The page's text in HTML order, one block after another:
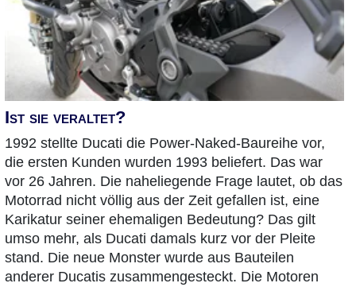
Ist sie veraltet?
1992 stellte Ducati die Power-Naked-Baureihe vor,
die ersten Kunden wurden 1993 beliefert. Das war
vor 26 Jahren. Die naheliegende Frage lautet, ob das
Motorrad nicht völlig aus der Zeit gefallen ist, eine
Karikatur seiner ehemaligen Bedeutung? Das gilt
umso mehr, als Ducati damals kurz vor der Pleite
stand. Die neue Monster wurde aus Bauteilen
anderer Ducatis zusammengesteckt. Die Motoren